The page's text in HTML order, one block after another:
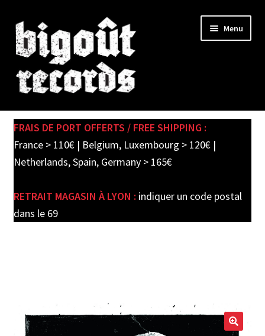
Skip
to
navigation
Skip
to
content
Menu
SHOP
child
PRE-ORDERS
FRAIS DE PORT OFFERTS / FREE SHIPPING :
France > 110€ | Belgium, Luxembourg > 120€ |
Netherlands, Spain, Germany > 165€
RETRAIT MAGASIN À LYON : indiquer un code postal
dans le 69